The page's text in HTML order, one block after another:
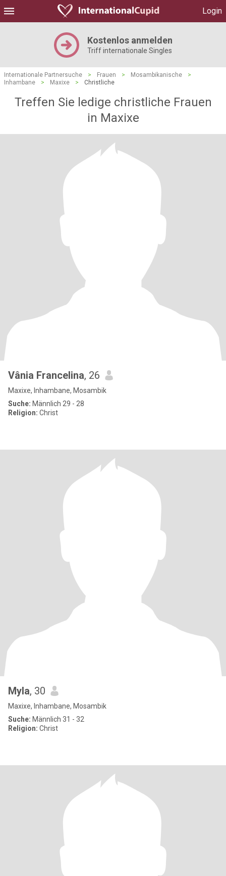
Login
Kostenlos anmelden
Triff internationale Singles
Internationale Partnersuche > Frauen > Mosambikanische
>
Inhambane
> Maxixe > Christliche
Treffen Sie ledige christliche Frauen
in Maxixe
Vânia Francelina, 26
Maxixe, Inhambane, Mosambik
Suche: Männlich 29 - 28
Religion: Christ
Myla, 30
Maxixe, Inhambane, Mosambik
Suche: Männlich 31 - 32
Religion: Christ